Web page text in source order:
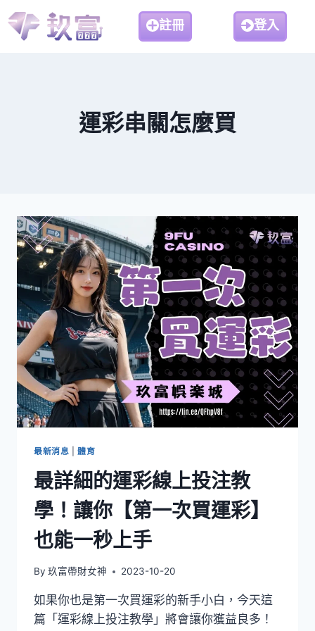
註冊 登入
運彩串關怎麼買
最新消息 |體育
最詳細的運彩線上投注教
學！讓你【第一次買運彩】
也能一秒上手
By 玖富帶財女神 2023-10-20
如果你也是第一次買運彩的新手小白，今天這
篇「運彩線上投注教學」將會讓你獲益良多！